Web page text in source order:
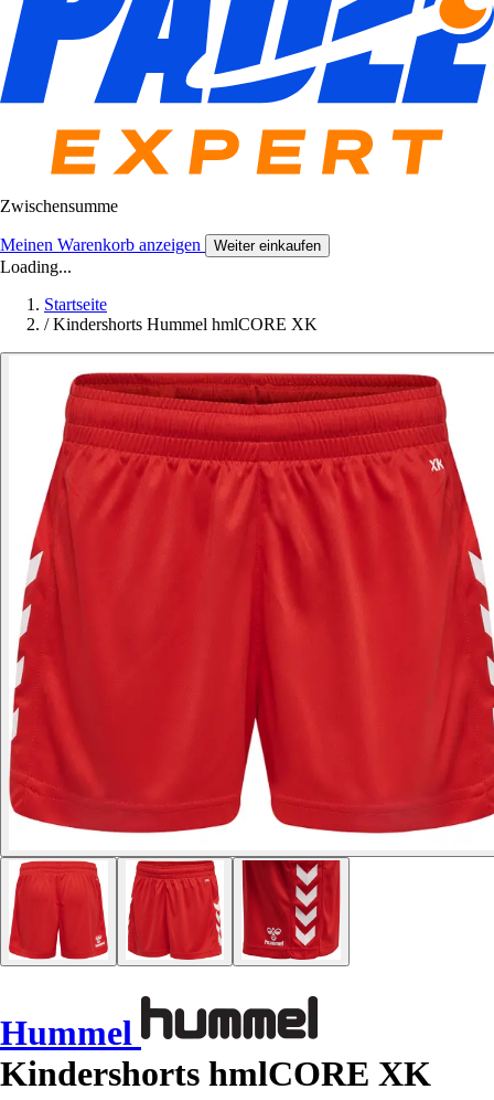
Zwischensumme
Meinen Warenkorb anzeigen Weiter einkaufen
Loading...
Startseite
/ Kindershorts Hummel hmlCORE XK
Hummel
Kindershorts hmlCORE XK